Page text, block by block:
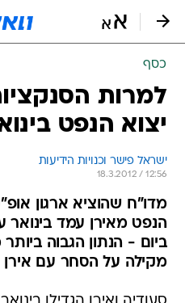
כסף
למרות
יצוא הנפט
ישראל פישר וכנויות הידיעות
18.3.2012 / 12:56
מדו"ח שהוציא ארגון
מקילה על הסחר עם אירן